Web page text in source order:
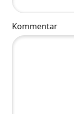
Kommentar